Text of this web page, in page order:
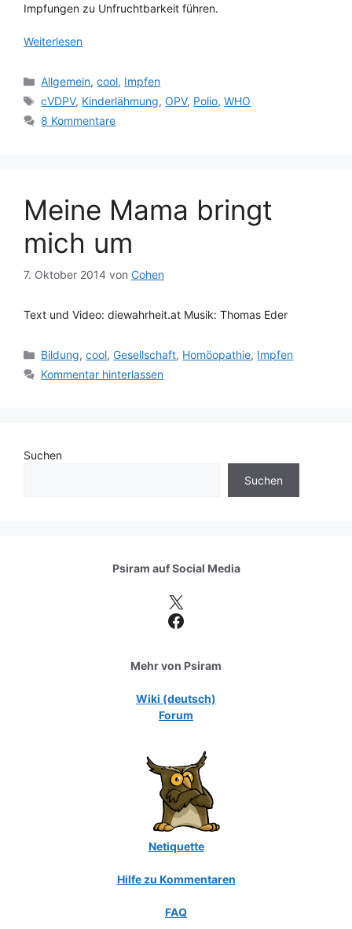
Impfungen zu Unfruchtbarkeit führen.
Weiterlesen
Kategorien
Allgemein,cool, Impfen
Schlagwörter
cVDPV, Kinderlähmung,OPV, Polio,WHO
8 Kommentare
Meine Mama bringt
mich um
7. Oktober 2014 von Cohen
Text und Video: diewahrheit.at Musik: Thomas Eder
Kategorien
Bildung,cool,Gesellschaft, Homöopathie, Impfen
Kommentar hinterlassen
Suchen
Suchen
Psiram aufSocial Media
X
Facebook
Mehr von Psiram
Wiki (deutsch)
Forum
Netiquette
Hilfe zu Kommentaren
FAQ